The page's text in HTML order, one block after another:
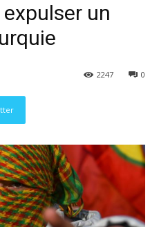
un
0
2247